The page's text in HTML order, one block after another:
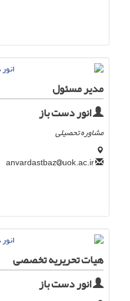
مدیر مسئول
انور دست باز
مشاوره تحصیلی
uok.ac.ir
هیات تحریریه تخصصی
انور دست باز